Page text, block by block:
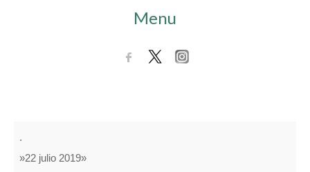
Menu
.
»22 julio 2019»